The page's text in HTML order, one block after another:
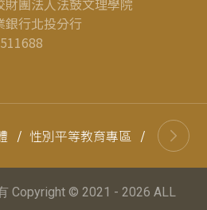
銀行北投分行
/ 性別平等教育專區 / 高等教
Copyright © 2021 - 2026 ALL